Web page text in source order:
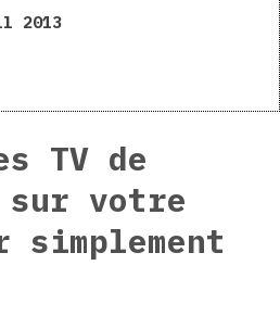
2013
TV de
sur votre
simplement